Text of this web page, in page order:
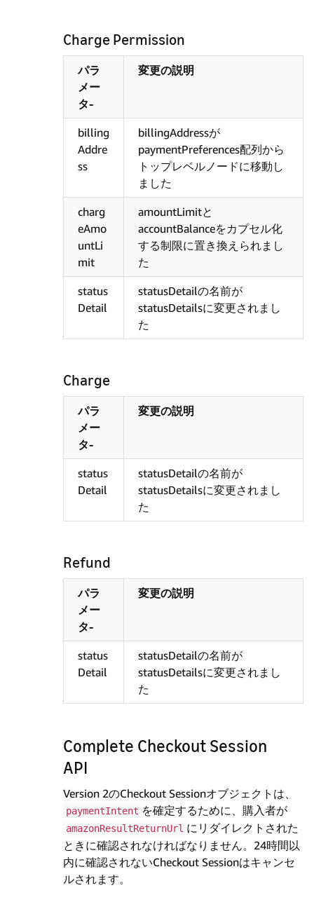
Charge Permission
パラ
メー
タ-
変更の説明
billing
Addre
ss
billingAddressが
paymentPreferences配列から
トップレベルノードに移動し
ました
charg
eAmo
untLi
mit
amountLimitと
accountBalanceをカプセル化
する制限に置き換えられまし
た
status
Detail
statusDetailの名前が
statusDetailsに変更されまし
た
Charge
パラ
メー
タ-
変更の説明
status
Detail
statusDetailの名前が
statusDetailsに変更されまし
た
Refund
パラ
メー
タ-
変更の説明
status
Detail
statusDetailの名前が
statusDetailsに変更されまし
た
Complete Checkout Session
API
Version 2のCheckout Sessionオブジェクトは、
paymentIntent を確定するために、購入者が
amazonResultReturnUrl にリダイレクトされた
ときに確認されなければなりません。24時間以
内に確認されないCheckout Sessionはキャンセ
ルされます。